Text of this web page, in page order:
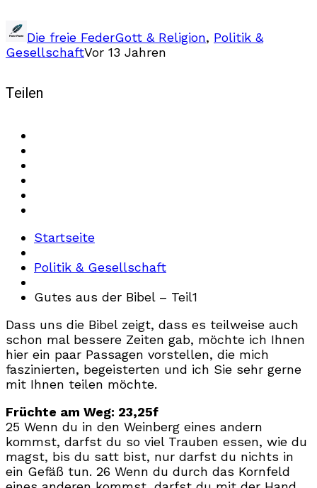
Die freie FederGott & Religion, Politik &
GesellschaftVor 13 Jahren
Teilen
Startseite
Politik & Gesellschaft
Gutes aus der Bibel – Teil1
Dass uns die Bibel zeigt, dass es teilweise auch
schon mal bessere Zeiten gab, möchte ich Ihnen
hier ein paar Passagen vorstellen, die mich
faszinierten, begeisterten und ich Sie sehr gerne
mit Ihnen teilen möchte.
Früchte am Weg: 23,25f
25 Wenn du in den Weinberg eines andern
kommst, darfst du so viel Trauben essen, wie du
magst, bis du satt bist, nur darfst du nichts in
ein Gefäß tun. 26 Wenn du durch das Kornfeld